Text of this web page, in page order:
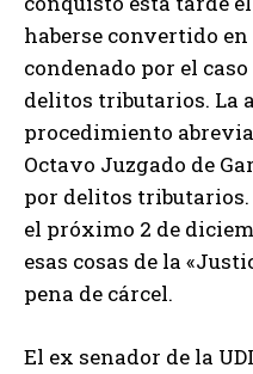
haberse convertido
condenado por el
delitos tributarios. La
procedimiento
Octavo Juzgado de
por delitos tributarios.
el próximo 2 de
esas cosas de la
pena de cárcel.
El ex senador de la